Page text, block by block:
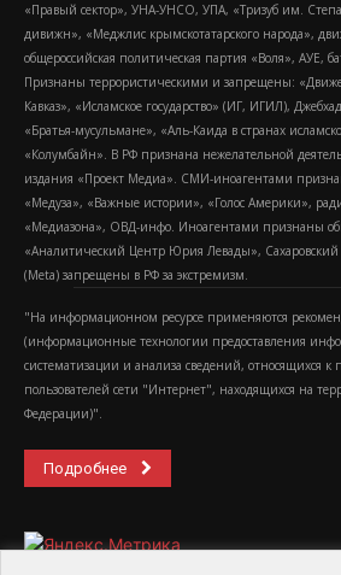
«Правый сектор», УНА-УНСО, УПА, «Тризуб им.
дивижн», «Меджлис крымскотатарского народа»,
общероссийская политическая партия «Воля», АУЕ,
Признаны террористическими и запрещены:
Кавказ», «Исламское государство» (ИГ, ИГИЛ),
«Братья-мусульмане», «Аль-Каида в странах
«Колумбайн». В РФ признана нежелательной
издания «Проект Медиа». СМИ-иноагентами
«Медуза», «Важные истории», «Голос Америки»,
«Медиазона», ОВД-инфо. Иноагентами признаны
«Аналитический Центр Юрия Левады», Сахаровский
(Metа) запрещены в РФ за экстремизм.
"На информационном ресурсе применяются
(информационные технологии предоставления
систематизации и анализа сведений, относящихся к
пользователей сети "Интернет", находящихся на
Федерации)".
Подробнее